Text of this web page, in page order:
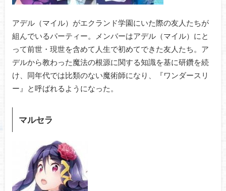
アデル（マイル）がエクランド学園にいた際の友人たちが
組んでいるパーティー。メンバーはアデル（マイル）にと
って前世・現世を含めて人生で初めてできた友人たち。ア
デルから教わった魔法の根源に関する知識を基に研鑽を続
け、同年代では比類のない魔術師になり、『ワンダースリ
ー』と呼ばれるようになった。
マルセラ